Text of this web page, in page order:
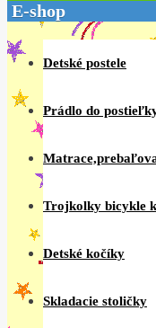
E-shop
Detské postele
Prádlo do
Trojkolky bicykle
Detské kočíky
Skladacie stoličky